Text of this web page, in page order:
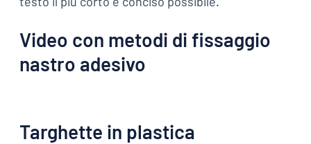
Video con metodi di fissaggio
nastro adesivo
Targhette in plastica